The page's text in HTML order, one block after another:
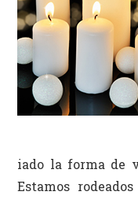
Crisis de
Conductas
Identidad
Actividades
iado la forma de
Estamos